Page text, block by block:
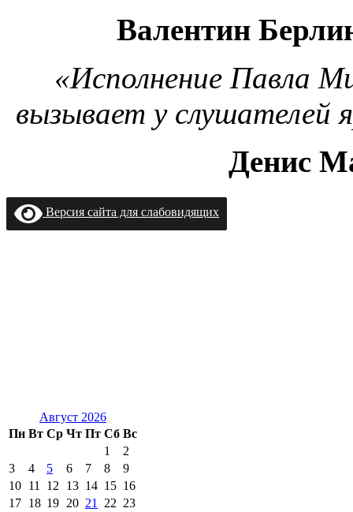
Валентин
«Исполнение Павла
вызывает у слушателей
Денис
Версия сайта для слабовидящих
Август 2026
Пн Вт Ср Чт Пт Сб Вс
1
2
3
4 5 6 7 8
9
10 11 12 13 14 15 16
17 18 19 20 21 22 23